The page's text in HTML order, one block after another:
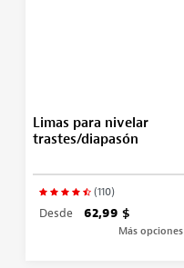
Limas para nivelar
trastes/diapasón
(110)
Desde 62,99 $
Más opciones